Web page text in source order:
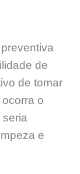
de
de tomar
o
seria
e